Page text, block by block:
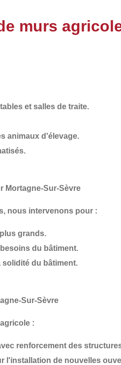
murs
et salles de traite.
animaux d'élevage.
.
Mortagne-Sur-Sèvre
, nous intervenons pour :
grands.
du bâtiment.
du bâtiment.
Sur-Sèvre
:
renforcement des
l'installation de nouvelles